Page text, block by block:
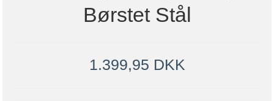
Børstet Stål
1.399,95 DKK